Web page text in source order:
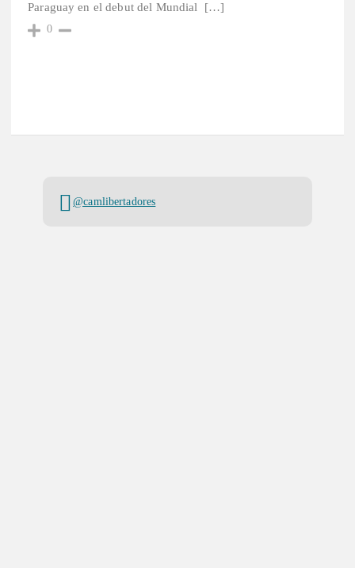
Paraguay en el debut del Mundial […]
0
@camlibertadores